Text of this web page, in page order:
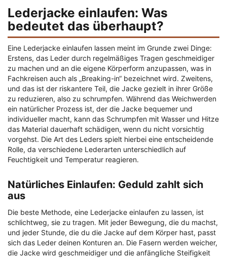
Lederjacke einlaufen: Was
bedeutet das überhaupt?
Eine Lederjacke einlaufen lassen meint im Grunde zwei Dinge:
Erstens, das Leder durch regelmäßiges Tragen geschmeidiger
zu machen und an die eigene Körperform anzupassen, was in
Fachkreisen auch als „Breaking-in“ bezeichnet wird. Zweitens,
und das ist der riskantere Teil, die Jacke gezielt in ihrer Größe
zu reduzieren, also zu schrumpfen. Während das Weichwerden
ein natürlicher Prozess ist, der die Jacke bequemer und
individueller macht, kann das Schrumpfen mit Wasser und Hitze
das Material dauerhaft schädigen, wenn du nicht vorsichtig
vorgehst. Die Art des Leders spielt hierbei eine entscheidende
Rolle, da verschiedene Lederarten unterschiedlich auf
Feuchtigkeit und Temperatur reagieren.
Natürliches Einlaufen: Geduld zahlt sich
aus
Die beste Methode, eine Lederjacke einlaufen zu lassen, ist
schlichtweg, sie zu tragen. Mit jeder Bewegung, die du machst,
und jeder Stunde, die du die Jacke auf dem Körper hast, passt
sich das Leder deinen Konturen an. Die Fasern werden weicher,
die Jacke wird geschmeidiger und die anfängliche Steifigkeit